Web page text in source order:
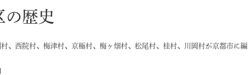
の歴史
、西院村、梅津村、京極村、梅ヶ畑村、松尾村、桂村、川岡村が京都市に編